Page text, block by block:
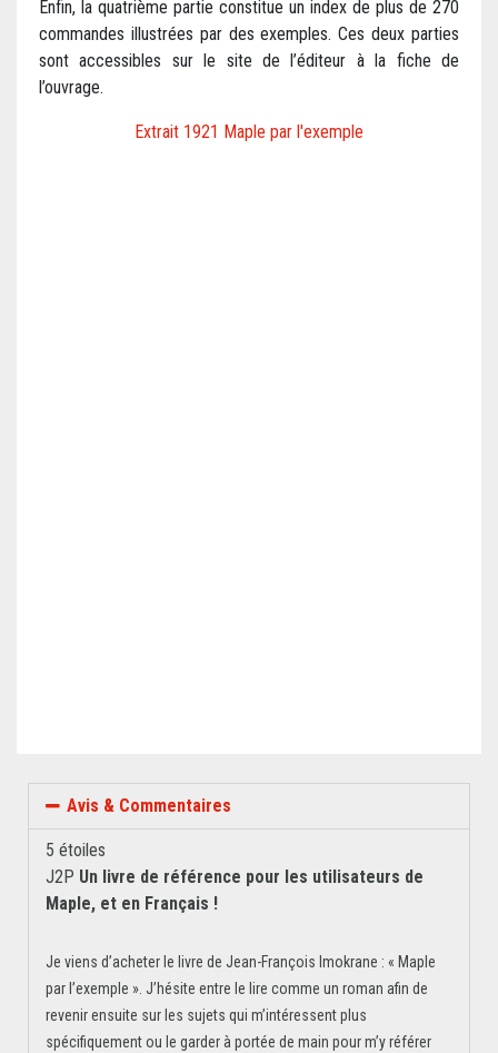
Enfin, la quatrième partie constitue un index de plus de 270
commandes illustrées par des exemples. Ces deux parties
sont accessibles sur le site de l’éditeur à la fiche de
l’ouvrage.
Extrait 1921 Maple par l'exemple
Avis & Commentaires
5 étoiles
J2P Un livre de référence pour les utilisateurs de
Maple, et en Français !
Je viens d’acheter le livre de Jean-François Imokrane : « Maple
par l’exemple ». J’hésite entre le lire comme un roman afin de
revenir ensuite sur les sujets qui m’intéressent plus
spécifiquement ou le garder à portée de main pour m’y référer